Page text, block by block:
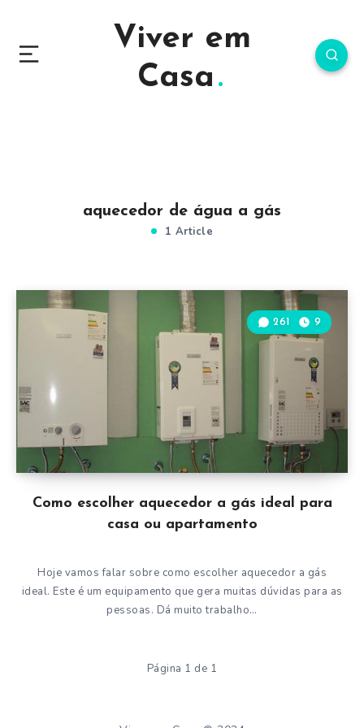
Viver em
Casa
aquecedor de água a gás
1 Article
Como escolher aquecedor a gás ideal para
casa ou apartamento
261 9
Hoje vamos falar sobre como escolher aquecedor a gás
ideal. Este é um equipamento que gera muitas dúvidas para as
pessoas. Dá muito trabalho…
Página 1 de 1